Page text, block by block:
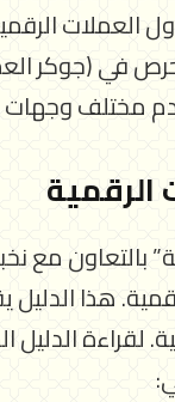
العملات
في (جوكر
مختلف وجهات
الرقمية
بالتعاون مع
هذا
لقراءة